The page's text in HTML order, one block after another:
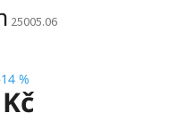
25005.06
%